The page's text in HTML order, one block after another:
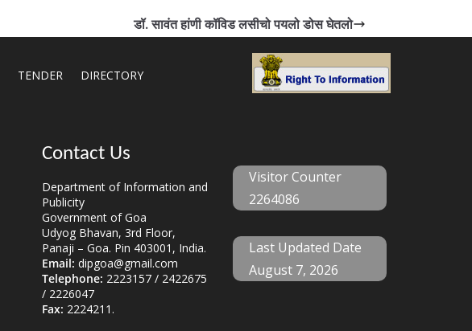
डॉ. सावंत हांणी कॉविड लसीचो पयलो डोस घेतलो
TENDER DIRECTORY
Contact Us
Department of Information and
Publicity
Government of Goa
Udyog Bhavan, 3rd Floor,
Panaji – Goa. Pin 403001, India.
Email: dipgoa@gmail.com
Telephone: 2223157 / 2422675
/ 2226047
Fax: 2224211.
Visitor Counter
2264086
Last Updated Date
August 7, 2026